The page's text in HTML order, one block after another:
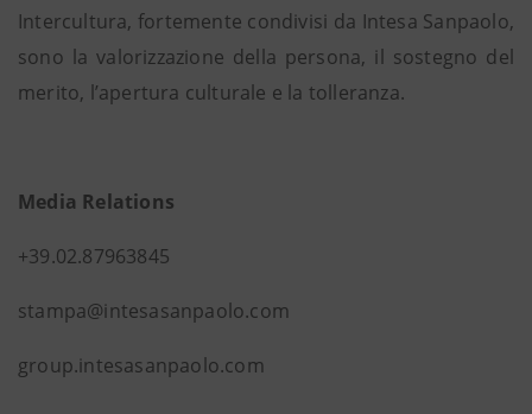
Intercultura, fortemente condivisi da Intesa Sanpaolo,
sono la valorizzazione della persona, il sostegno del
merito, l’apertura culturale e la tolleranza.
Media Relations
+39.02.87963845
stampa@intesasanpaolo.com
group.intesasanpaolo.com